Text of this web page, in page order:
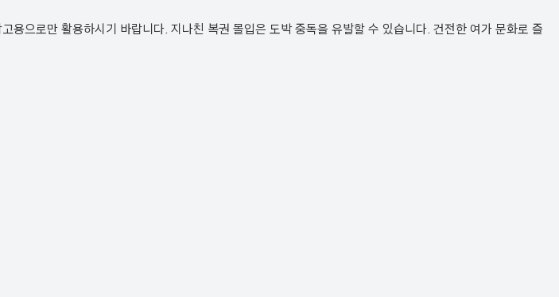
으로만 활용하시기 바랍니다. 지나친 복권 몰입은 도박 중독을 유발할 수 있습니다. 건전한 여가 문화로 즐